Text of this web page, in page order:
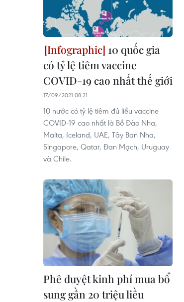
10 quốc gia
có tỷ lệ tiêm vaccine
COVID-19 cao nhất thế giới
17/09/2021 08:21
10 nước có tỷ lệ tiêm đủ liều vaccine
COVID-19 cao nhất là Bồ Đào Nha,
Malta, Iceland, UAE, Tây Ban Nha,
Singapore, Qatar, Đan Mạch, Uruguay
và Chile.
Phê duyệt kinh phí mua bổ
sung gần 20 triệu liều